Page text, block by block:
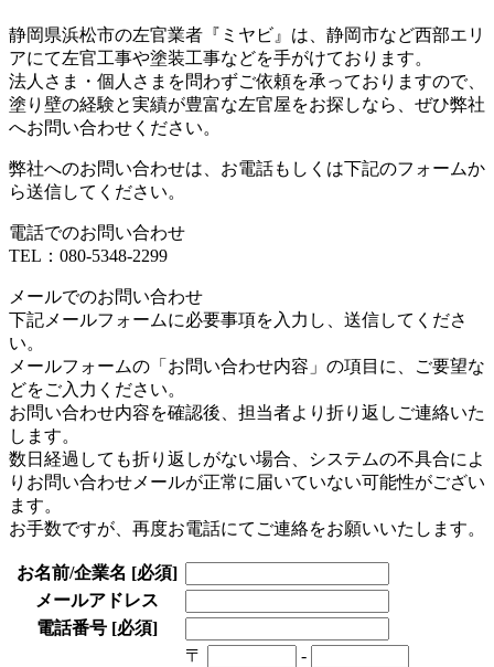
静岡県浜松市の左官業者『ミヤビ』は、静岡市など西部エリ
アにて左官工事や塗装工事などを手がけております。
法人さま・個人さまを問わずご依頼を承っておりますので、
塗り壁の経験と実績が豊富な左官屋をお探しなら、ぜひ弊社
へお問い合わせください。
弊社へのお問い合わせは、お電話もしくは下記のフォームか
ら送信してください。
電話でのお問い合わせ
TEL：080-5348-2299
メールでのお問い合わせ
下記メールフォームに必要事項を入力し、送信してくださ
い。
メールフォームの「お問い合わせ内容」の項目に、ご要望な
どをご入力ください。
お問い合わせ内容を確認後、担当者より折り返しご連絡いた
します。
数日経過しても折り返しがない場合、システムの不具合によ
りお問い合わせメールが正常に届いていない可能性がござい
ます。
お手数ですが、再度お電話にてご連絡をお願いいたします。
お名前/企業名 [必須]
メールアドレス
電話番号 [必須]
〒
-